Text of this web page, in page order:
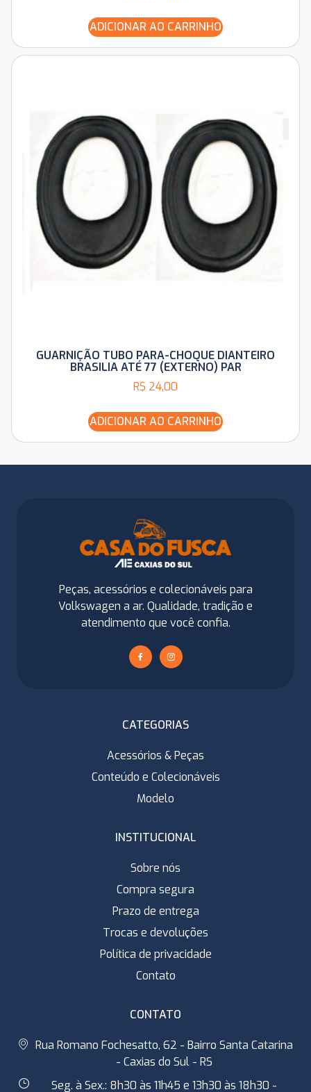
ADICIONAR AO CARRINHO
GUARNIÇÃO TUBO PARA-CHOQUE DIANTEIRO
BRASILIA ATÉ 77 (EXTERNO) PAR
R$ 24,00
ADICIONAR AO CARRINHO
Peças, acessórios e colecionáveis para
Volkswagen a ar. Qualidade, tradição e
atendimento que você confia.
CATEGORIAS
Acessórios & Peças
Conteúdo e Colecionáveis
Modelo
INSTITUCIONAL
Sobre nós
Compra segura
Prazo de entrega
Trocas e devoluções
Política de privacidade
Contato
CONTATO
Rua Romano Fochesatto, 62 - Bairro Santa Catarina
- Caxias do Sul - RS
Seg. à Sex.: 8h30 às 11h45 e 13h30 às 18h30 -